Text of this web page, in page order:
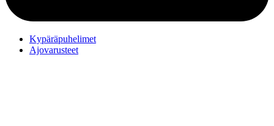
Kypäräpuhelimet
Ajovarusteet